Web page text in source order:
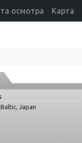
осмотра Карта
Japan